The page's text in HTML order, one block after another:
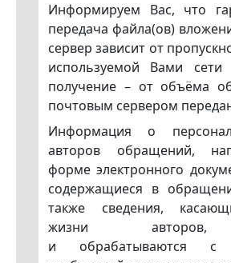
Информируем Вас, что
передача файла(ов)
сервер зависит от
используемой Вами сети
получение – от объёма
почтовым сервером
Информация о
авторов обращений,
форме электронного
содержащиеся в
также сведения,
жизни авторов,
и обрабатываются с